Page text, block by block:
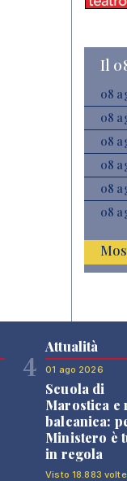
Il
08
08
08
08
08
08
4
Attualità
01 ago 2026
Scuola di
Marostica e
balcanica:
Ministero è
in regola
Visto 18.883 volte